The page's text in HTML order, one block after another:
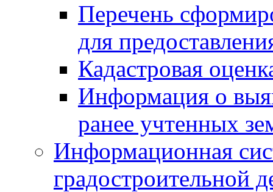
Перечень
для
Кадастровая
Информация о
ранее учтенных
Информационная
градостроительной